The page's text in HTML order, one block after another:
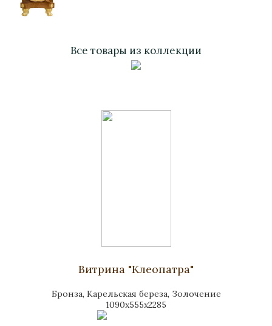
Все товары из коллекции
Витрина "Клеопатра"
Бронза, Карельская береза, Золочение
1090x555x2285